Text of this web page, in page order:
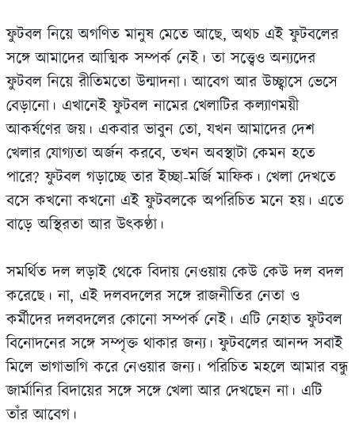
ফুটবল নিয়ে অগণিত মানুষ মেতে আছে, অথচ এই ফুটবলের
সঙ্গে আমাদের আত্মিক সম্পর্ক নেই। তা সত্ত্বেও অন্যদের
ফুটবল নিয়ে রীতিমতো উন্মাদনা। আবেগ আর উচ্ছ্বাসে ভেসে
বেড়ানো। এখানেই ফুটবল নামের খেলাটির কল্যাণময়ী
আকর্ষণের জয়। একবার ভাবুন তো, যখন আমাদের দেশ
খেলার যোগ্যতা অর্জন করবে, তখন অবস্থাটা কেমন হতে
পারে? ফুটবল গড়াচ্ছে তার ইচ্ছা-মর্জি মাফিক। খেলা দেখতে
বসে কখনো কখনো এই ফুটবলকে অপরিচিত মনে হয়। এতে
বাড়ে অস্থিরতা আর উৎকণ্ঠা।
সমর্থিত দল লড়াই থেকে বিদায় নেওয়ায় কেউ কেউ দল বদল
করেছে। না, এই দলবদলের সঙ্গে রাজনীতির নেতা ও
কর্মীদের দলবদলের কোনো সম্পর্ক নেই। এটি নেহাত ফুটবল
বিনোদনের সঙ্গে সম্পৃক্ত থাকার জন্য। ফুটবলের আনন্দ সবাই
মিলে ভাগাভাগি করে নেওয়ার জন্য। পরিচিত মহলে আমার বন্ধু
জার্মানির বিদায়ের সঙ্গে সঙ্গে খেলা আর দেখছেন না। এটি
তাঁর আবেগ।